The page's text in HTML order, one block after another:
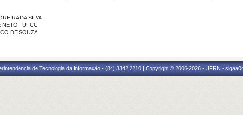
DA SILVA
NETO - UFCG
DE SOUZA
de Tecnologia da Informação - (84) 3342 2210 | Copyright © 2006-2026 - UFRN -